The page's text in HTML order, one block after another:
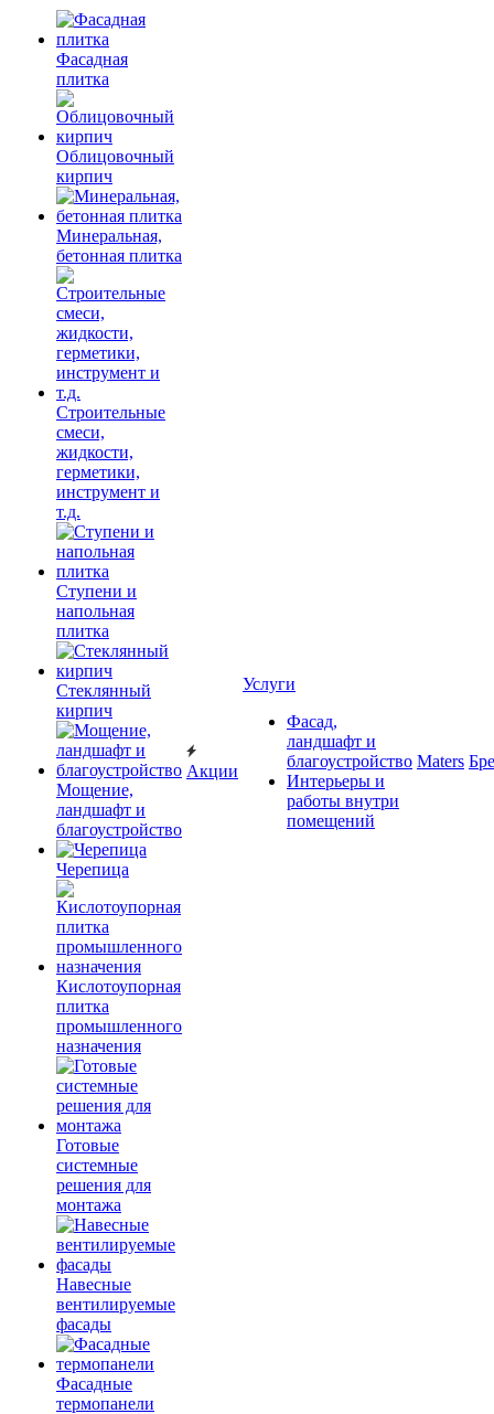
Фасадная
плитка
Облицовочный
кирпич
Минеральная,
бетонная плитка
Строительные
смеси,
жидкости,
герметики,
инструмент и
т.д.
Ступени и
напольная
плитка
Cтеклянный
кирпич
Мощение,
ландшафт и
благоустройство
Черепица
Кислотоупорная
плитка
промышленного
назначения
Готовые
системные
решения для
монтажа
Навесные
вентилируемые
фасады
Фасадные
термопанели
Акции
Услуги
Фасад,
ландшафт и
благоустройство
Интерьеры и
работы внутри
помещений
Maters